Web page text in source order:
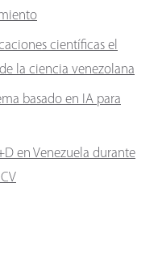
científicas el
la ciencia venezolana
basado en IA para
en Venezuela durante